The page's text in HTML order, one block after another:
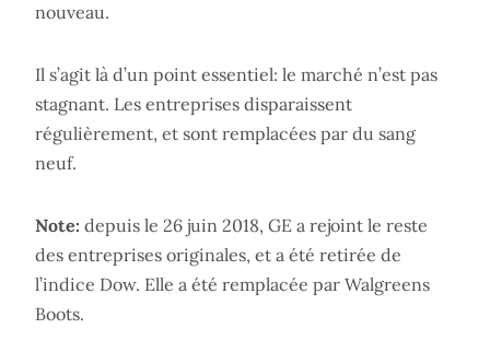
nouveau.
Il s’agit là d’un point essentiel: le marché n’est pas
stagnant. Les entreprises disparaissent
régulièrement, et sont remplacées par du sang
neuf.
Note: depuis le 26 juin 2018, GE a rejoint le reste
des entreprises originales, et a été retirée de
l’indice Dow. Elle a été remplacée par Walgreens
Boots.